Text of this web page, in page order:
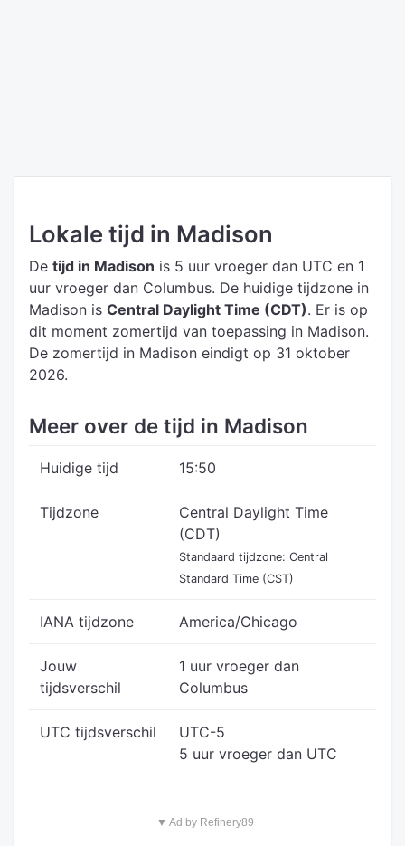
Lokale tijd in Madison
De tijd in Madison is 5 uur vroeger dan UTC en 1
uur vroeger dan Columbus. De huidige tijdzone in
Madison is Central Daylight Time (CDT). Er is op
dit moment zomertijd van toepassing in Madison.
De zomertijd in Madison eindigt op 31 oktober
2026.
Meer over de tijd in Madison
Huidige tijd 15:50
Tijdzone
Central Daylight Time
(CDT)
Standaard tijdzone: Central
Standard Time (CST)
IANA tijdzone America/Chicago
Jouw
tijdsverschil
1 uur vroeger dan
Columbus
UTC tijdsverschil
UTC-5
5 uur vroeger dan UTC
▼ Ad by Refinery89